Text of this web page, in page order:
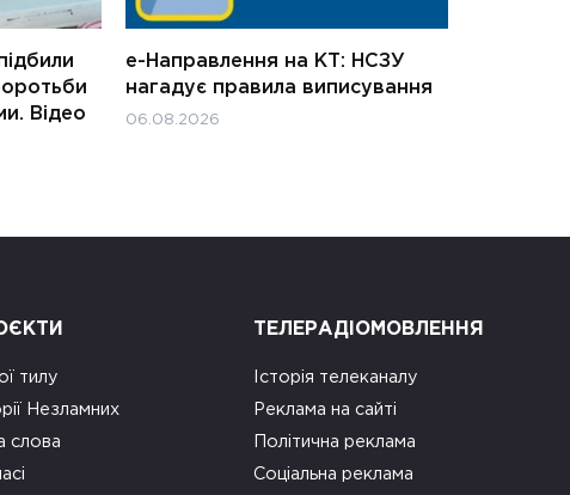
Відео
е-Направлення на КТ: НСЗУ
нагадує правила виписування
06.08.2026
тилу
Незламних
слова
ТЕЛЕРАДІОМОВЛЕННЯ
Історія телеканалу
Реклама на сайті
Політична реклама
Соціальна реклама